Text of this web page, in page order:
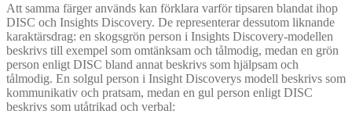
Att samma färger används kan förklara varför tipsaren blandat ihop
DISC och Insights Discovery. De representerar dessutom liknande
karaktärsdrag: en skogsgrön person i Insights Discovery-modellen
beskrivs till exempel som omtänksam och tålmodig, medan en grön
person enligt DISC bland annat beskrivs som hjälpsam och
tålmodig. En solgul person i Insight Discoverys modell beskrivs som
kommunikativ och pratsam, medan en gul person enligt DISC
beskrivs som utåtrikad och verbal: